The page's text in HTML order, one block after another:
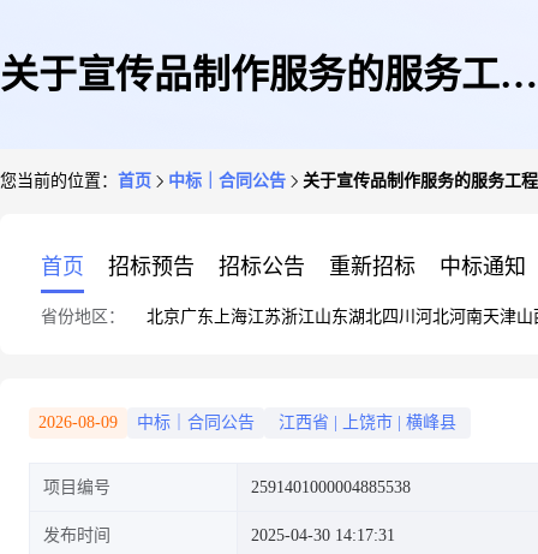
关于宣传品制作服务的服务工程
您当前的位置： 首页 中标｜合同公告 关于宣传品制作服务的服务工
首页 招标预告 招标公告 重新招标 中标通知
省份地区： 北京广东 上海江苏浙江山东湖北四川 河北河南天津山
2026-08-09 中标｜合同公告 江西省 上饶市 横峰县
项目编号 2591401000004885538
发布时间 2025-04-30 14:17:31